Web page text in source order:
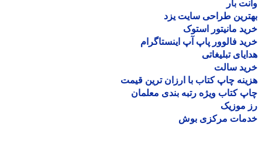
بار
طراحی سایت یزد
مانیتور استوک
فالوور پاپ آپ اینستاگرام
تبلیغاتی
سالت
چاپ کتاب با ارزان ترین قیمت
کتاب ویژه رتبه بندی معلمان
موزیک
مرکزی بوش